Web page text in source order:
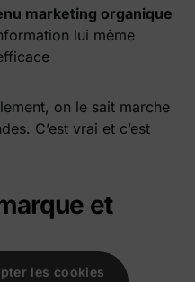
marketing organique
lui même
on le sait marche
C’est vrai et c’est
et
les cookies
les cookies